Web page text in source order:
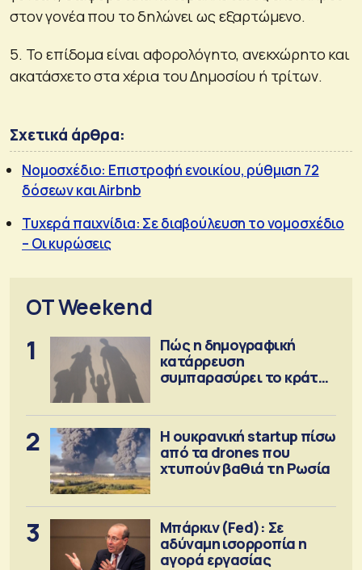
στον γονέα που το δηλώνει ως εξαρτώμενο.
5. Το επίδομα είναι αφορολόγητο, ανεκχώρητο και
ακατάσχετο στα χέρια του Δημοσίου ή τρίτων.
Σχετικά άρθρα:
Νομοσχέδιο: Επιστροφή ενοικίου, ρύθμιση 72
δόσεων και Airbnb
Τυχερά παιχνίδια: Σε διαβούλευση το νομοσχέδιο
– Οι κυρώσεις
OT Weekend
1
Πώς η δημογραφική
κατάρρευση
συμπαρασύρει το κράτος
2
Η ουκρανική startup πίσω
από τα drones που
χτυπούν βαθιά τη Ρωσία
3
Μπάρκιν (Fed): Σε
αδύναμη ισορροπία η
αγορά εργασίας